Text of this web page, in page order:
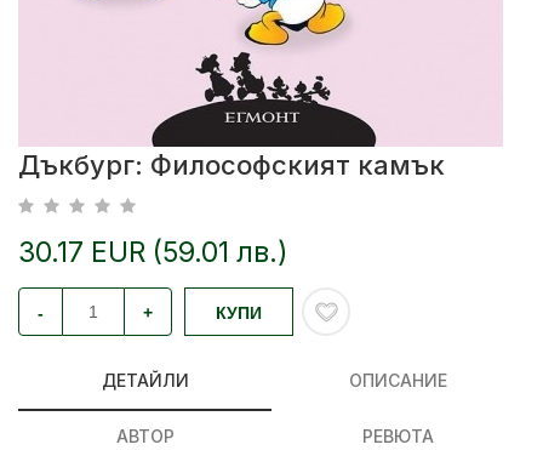
Дъкбург: Философският камък
30.17 EUR (59.01 лв.)
- + КУПИ
ДЕТАЙЛИ ОПИСАНИЕ
АВТОР РЕВЮТА